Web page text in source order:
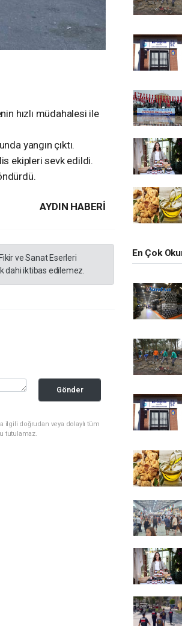
hızlı müdahalesi ile
yangın çıktı.
ekipleri sevk edildi.
AYDIN HABERİ
ve Sanat Eserleri
dahi iktibas edilemez.
Gönder
ilgili doğrudan veya dolaylı tüm
tutulamaz.
En Çok